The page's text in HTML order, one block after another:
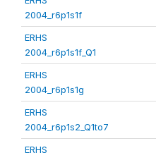
2004_r6p1s1f
ERHS
2004_r6p1s1f_Q1
ERHS
2004_r6p1s1g
ERHS
2004_r6p1s2_Q1to7
ERHS